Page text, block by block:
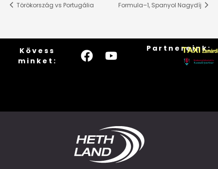
Törökország vs Portugália Formula–1, Spanyol Nagydíj
Kövess
minket:
Partnereink: